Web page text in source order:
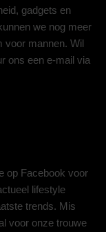
gadgets en
we nog meer
voor mannen. Wil
ons een e-mail via
op Facebook voor
lifestyle
trends. Mis
voor onze trouwe